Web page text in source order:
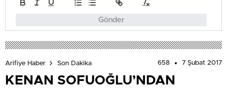
Gönder
Arifiye Haber Son Dakika 658 7 Şubat 2017
KENAN SOFUOĞLU’NDAN